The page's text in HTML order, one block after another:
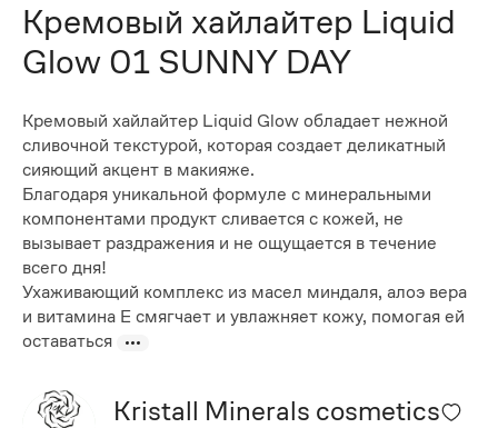
Кремовый хайлайтер Liquid
Glow 01 SUNNY DAY
Кремовый хайлайтер Liquid Glow обладает нежной
сливочной текстурой, которая создает деликатный
сияющий акцент в макияже.
Благодаря уникальной формуле с минеральными
компонентами продукт сливается с кожей, не
вызывает раздражения и не ощущается в течение
всего дня!
Ухаживающий комплекс из масел миндаля, алоэ вера
и витамина Е смягчает и увлажняет кожу, помогая ей
оставаться
Kristall Minerals cosmetics